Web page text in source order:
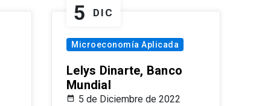
5 DIC
Microeconomía Aplicada
Lelys Dinarte, Banco
Mundial
5 de Diciembre de 2022